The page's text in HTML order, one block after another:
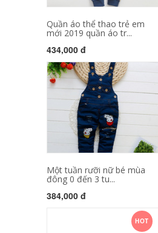
Quần áo thể thao trẻ em
mới 2019 quần áo tr...
434,000 đ
Một tuần rưỡi nữ bé mùa
đông 0 đến 3 tu...
384,000 đ
HOT